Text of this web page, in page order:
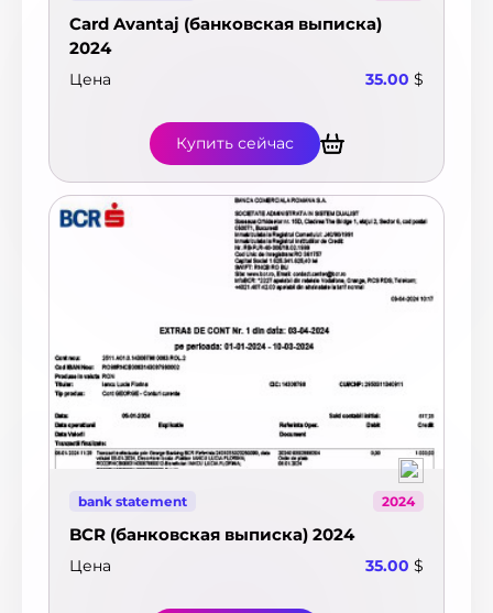
Card Avantaj (банковская выписка)
2024
Цена 35.00 $
Купить сейчас
bank statement 2024
BCR (банковская выписка) 2024
Цена 35.00 $